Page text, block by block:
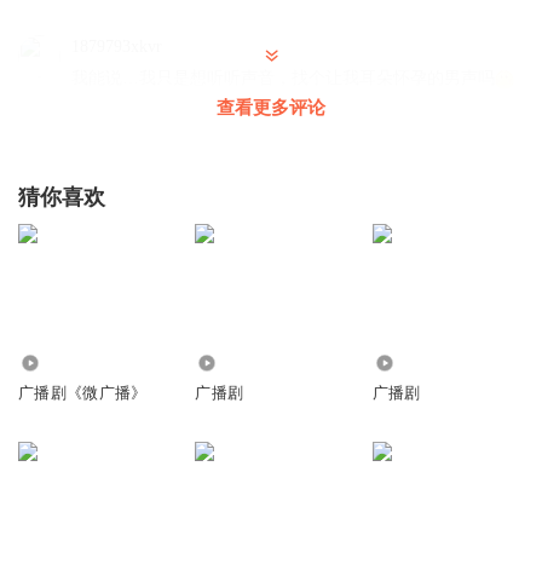
后期很棒
啊啊啊啊现在还能听到长歌配的剧太开心了！初心CV！
查看更多评论
猜你喜欢
广播剧《微广播》 广播剧 广播剧